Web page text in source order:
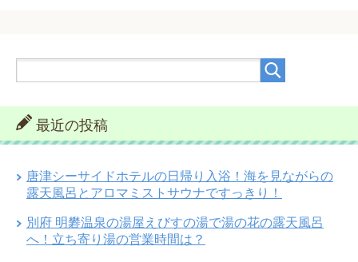
最近の投稿
唐津シーサイドホテルの日帰り入浴！海を見ながらの
露天風呂とアロマミストサウナですっきり！
別府 明礬温泉の湯屋えびすの湯で湯の花の露天風呂
へ！立ち寄り湯の営業時間は？